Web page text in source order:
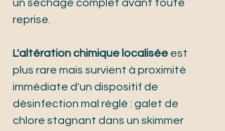
un séchage complet avant toute
reprise.
L'altération chimique localisée est
plus rare mais survient à proximité
immédiate d'un dispositif de
désinfection mal réglé : galet de
chlore stagnant dans un skimmer